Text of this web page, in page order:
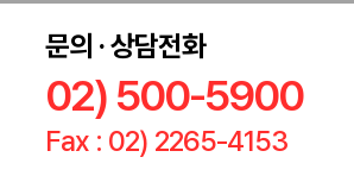
문의 · 상담전화
02) 500-5900
Fax : 02) 2265-4153